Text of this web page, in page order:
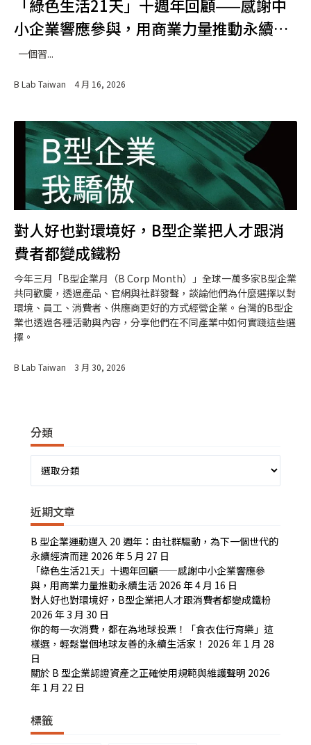
「綠色生活21天」十週年回顧——感謝中
小企業響應參與，用商業力量推動永續生
活
一個習...
B Lab Taiwan 4 月 16, 2026
對人好也對環境好，B型企業把人才跟消
費者都變成鐵粉
今年三月「B型企業月（B Corp Month）」全球一萬多家B型企業
共同歡慶，透過產品、官網與社群發聲，談論他們為什麼選擇以對
環境、員工、消費者、供應商更好的方式經營企業。台灣的B型企
業也透過各種活動與內容，分享他們在不同產業中如何實踐這些選
擇。
B Lab Taiwan 3 月 30, 2026
分類
近期文章
B 型企業運動邁入 20 週年：由社群驅動，為下一個世代的
永續經濟而建 2026 年 5 月 27 日
「綠色生活21天」十週年回顧——感謝中小企業響應參
與，用商業力量推動永續生活 2026 年 4 月 16 日
對人好也對環境好，B型企業把人才跟消費者都變成鐵粉
2026 年 3 月 30 日
你的每一次消費，都在為地球投票！「食衣住行育樂」這
樣選，輕鬆當個地球友善的永續生活家！ 2026 年 1 月 28
日
關於 B 型企業認證資產之正確使用規範與維護聲明 2026
年 1 月 22 日
標籤